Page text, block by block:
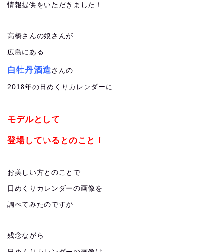
情報提供をいただきました！
高橋さんの娘さんが
広島にある
白牡丹酒造さんの
2018年の日めくりカレンダーに
モデルとして
登場しているとのこと！
お美しい方とのことで
日めくりカレンダーの画像を
調べてみたのですが
残念ながら